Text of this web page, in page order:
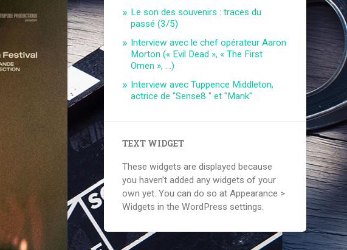
Le son des souvenirs : traces du
passé (3/5)
Interview avec le chef opérateur Aaron
Morton (« Evil Dead », « The First
Omen », …)
Interview avec Tuppence Middleton,
actrice de "Sense8 " et "Mank"
TEXT WIDGET
These widgets are displayed because
you haven't added any widgets of your
own yet. You can do so at Appearance >
Widgets in the WordPress settings.